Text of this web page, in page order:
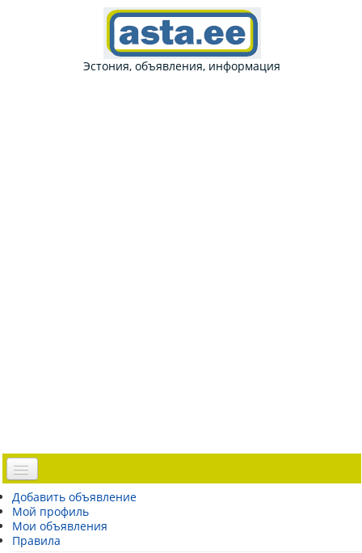
Эстония, объявления, информация
Доска объявлений
Погода Эстонии
Открытки
Добавить объявление
Мой профиль
Мои объявления
Правила